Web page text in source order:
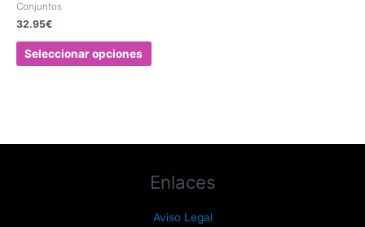
Conjuntos
32.95€
Seleccionar opciones
producto
Enlaces
Aviso Legal